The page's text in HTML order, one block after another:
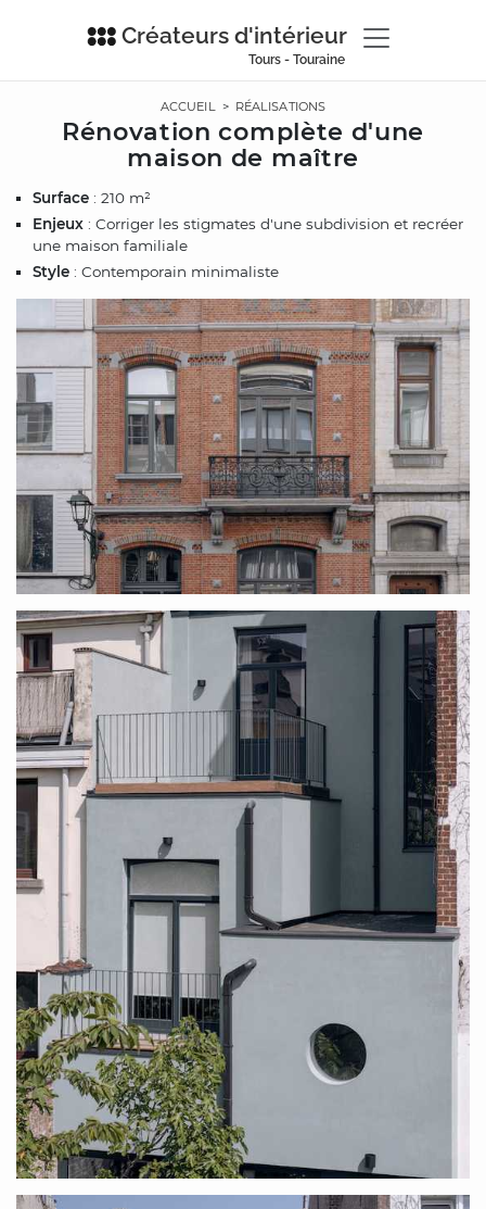
Créateurs d'intérieur
Tours - Touraine
ACCUEIL> RÉALISATIONS
Rénovation complète d'une
maison de maître
Surface : 210 m²
Enjeux : Corriger les stigmates d'une subdivision et recréer
une maison familiale
Style : Contemporain minimaliste